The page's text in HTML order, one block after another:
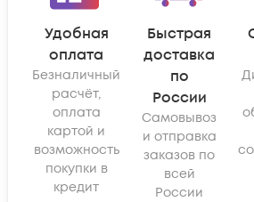
Удобная
оплата
Безналичный
расчёт,
оплата
картой и
возможность
покупки в
кредит
Быстрая
доставка
по
России
Самовывоз
и отправка
заказов по
всей
России